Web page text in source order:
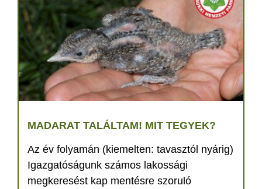
MADARAT TALÁLTAM! MIT TEGYEK?
Az év folyamán (kiemelten: tavasztól nyárig)
Igazgatóságunk számos lakossági
megkeresést kap mentésre szoruló